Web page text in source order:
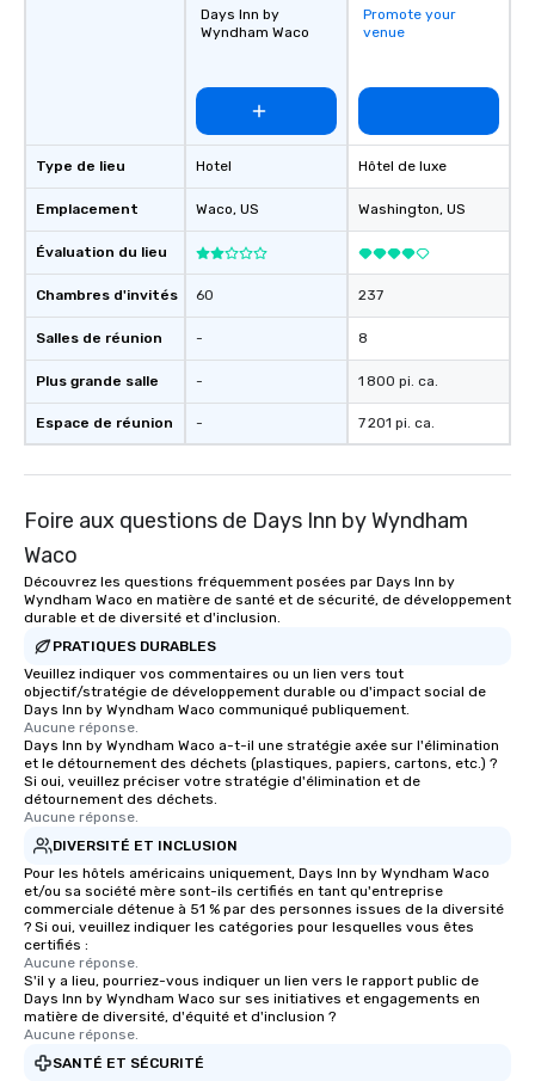
Type de lieu
Emplacement
Évaluation du lieu
Chambres d'invités
Salles de réunion
Plus grande salle
Espace de réunion
Days Inn by
Wyndham Waco
Hotel
Waco, US
60
-
-
-
Promote your
venue
Hôtel de luxe
Washington, US
237
8
1 800 pi. ca.
7 201 pi. ca.
Foire aux questions de Days Inn by Wyndham
Waco
Découvrez les questions fréquemment posées par Days Inn by
Wyndham Waco en matière de santé et de sécurité, de développement
durable et de diversité et d'inclusion.
PRATIQUES DURABLES
Veuillez indiquer vos commentaires ou un lien vers tout
objectif/stratégie de développement durable ou d'impact social de
Days Inn by Wyndham Waco communiqué publiquement.
Aucune réponse.
Days Inn by Wyndham Waco a-t-il une stratégie axée sur l'élimination
et le détournement des déchets (plastiques, papiers, cartons, etc.) ?
Si oui, veuillez préciser votre stratégie d'élimination et de
détournement des déchets.
Aucune réponse.
DIVERSITÉ ET INCLUSION
Pour les hôtels américains uniquement, Days Inn by Wyndham Waco
et/ou sa société mère sont-ils certifiés en tant qu'entreprise
commerciale détenue à 51 % par des personnes issues de la diversité
? Si oui, veuillez indiquer les catégories pour lesquelles vous êtes
certifiés :
Aucune réponse.
S'il y a lieu, pourriez-vous indiquer un lien vers le rapport public de
Days Inn by Wyndham Waco sur ses initiatives et engagements en
matière de diversité, d'équité et d'inclusion ?
Aucune réponse.
SANTÉ ET SÉCURITÉ